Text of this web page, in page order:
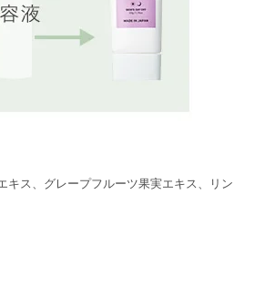
ス、グレープフルーツ果実エキス、リン